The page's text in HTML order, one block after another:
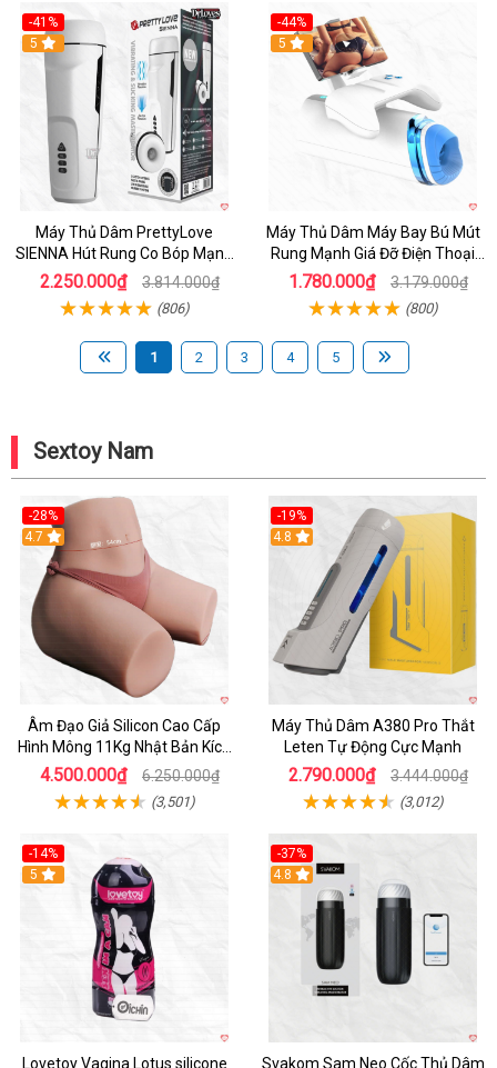
-41%
Hot
5
Máy Thủ Dâm PrettyLove
SIENNA Hút Rung Co Bóp Mạnh
Mẽ Nam
2.250.000₫ 3.814.000₫
(806)
-44%
Hot
5
Máy Thủ Dâm Máy Bay Bú Mút
Rung Mạnh Giá Đỡ Điện Thoại
Chính Hãng
1.780.000₫ 3.179.000₫
(800)
1 2 3 4 5
Sextoy Nam
-28%
4.7
Âm Đạo Giả Silicon Cao Cấp
Hình Mông 11Kg Nhật Bản Kích
Thước Như Thật
4.500.000₫ 6.250.000₫
(3,501)
-19%
Hot
4.8
Máy Thủ Dâm A380 Pro Thắt
Leten Tự Động Cực Mạnh
2.790.000₫ 3.444.000₫
(3,012)
-14%
Hot
5
Lovetoy Vagina Lotus silicone
-37%
4.8
Svakom Sam Neo Cốc Thủ Dâm